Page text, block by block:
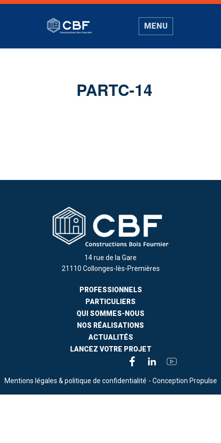
MENU
PARTC-14
14 rue de la Gare
21110 Collonges-lès-Premières
PROFESSIONNELS
PARTICULIERS
QUI SOMMES-NOUS
NOS RÉALISATIONS
ACTUALITÉS
LANCEZ VOTRE PROJET
Mentions légales & politique de confidentialité - Conception Propulse